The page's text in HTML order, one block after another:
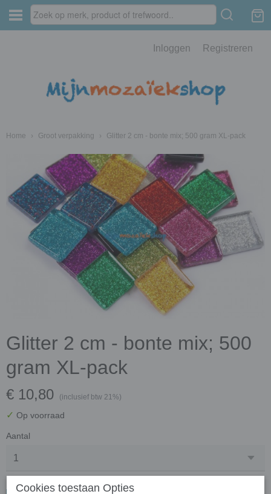
Inloggen Registreren
Home › Groot verpakking › Glitter 2 cm - bonte mix; 500 gram XL-pack
Glitter 2 cm - bonte mix; 500
gram XL-pack
€ 10,80 (inclusief btw 21%)
✓ Op voorraad
Aantal
Cookies toestaan Opties